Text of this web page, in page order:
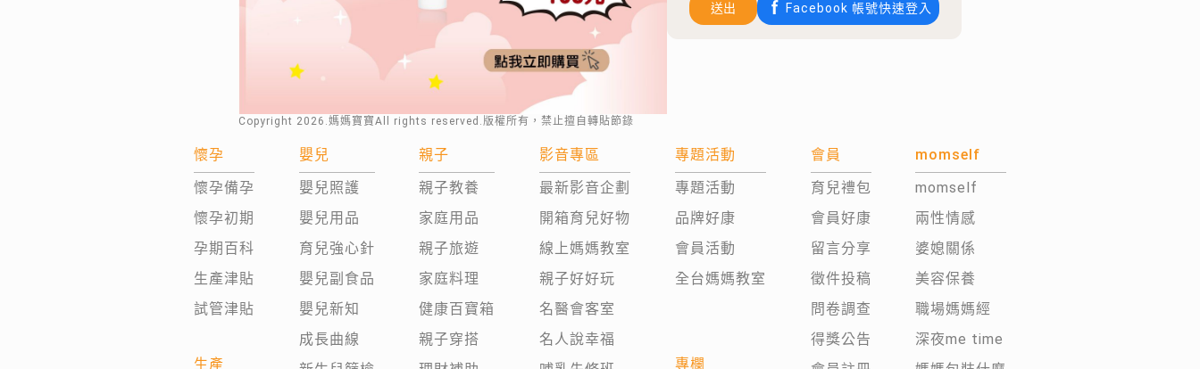
Copyright 2026 .媽媽寶寶All rights reserved.版權所有，禁止擅自轉貼節錄
送出 Facebook 帳號快速登入
懷孕
懷孕備孕
懷孕初期
孕期百科
生產津貼
試管津貼
生產
嬰兒
嬰兒照護
嬰兒用品
育兒強心針
嬰兒副食品
嬰兒新知
成長曲線
親子
親子教養
家庭用品
親子旅遊
家庭料理
健康百寶箱
親子穿搭
影音專區
最新影音企劃
開箱育兒好物
線上媽媽教室
親子好好玩
名醫會客室
名人說幸福
專題活動
專題活動
品牌好康
會員活動
全台媽媽教室
專欄
會員
育兒禮包
會員好康
留言分享
徵件投稿
問卷調查
得獎公告
momself
momself
兩性情感
婆媳關係
美容保養
職場媽媽經
深夜me time